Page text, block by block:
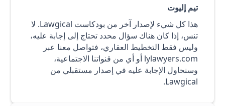
تيم إليوت
هذا كل شيء لإصدار آخر من بودكاست Lawgical. لا
تنس، إذا كان هناك سؤال محدد تحتاج إلى إجابة عليه،
وليس فقط التخطيط العقاري، فتواصل معنا عبر
lylawyers.com أو أي من قنواتنا الاجتماعية،
وسنحاول الإجابة عليه في إصدار مستقبلي من
Lawgical.